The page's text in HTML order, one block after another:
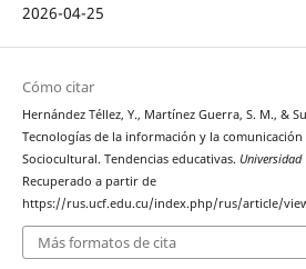
2026-04-25
Cómo citar
Hernández Téllez, Y., Martínez Guerra, S. M., &
Tecnologías de la información y la
Sociocultural. Tendencias educativas. Universidad
Recuperado a partir de
https://rus.ucf.edu.cu/index.php/rus/article/
Más formatos de cita